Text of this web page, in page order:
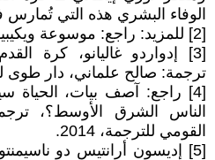
الوفاء البشري هذه التي تُمارس
[2] للمزيد: راجع: موسوعة ويكيبيديا على شبكة الانترنت.
[3] إدواردو غاليانو، كرة
ترجمة: صالح علماني، دار طوى
[4] راجع: آصف بيات، الحياة
الناس الشرق الأوسط؟،
القومي للترجمة، 2014.